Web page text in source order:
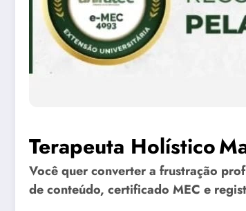
Terapeuta Holístico
Você quer converter a frustração
de conteúdo, certificado MEC e